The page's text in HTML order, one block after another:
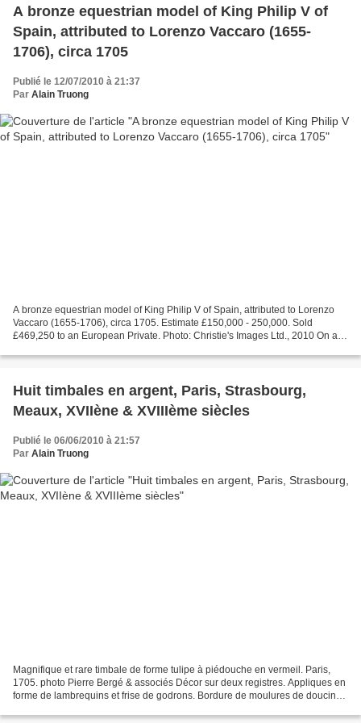
A bronze equestrian model of King Philip V of
Spain, attributed to Lorenzo Vaccaro (1655-
1706), circa 1705
Publié le 12/07/2010 à 21:37
Par Alain Truong
A bronze equestrian model of King Philip V of Spain, attributed to Lorenzo
Vaccaro (1655-1706), circa 1705. Estimate £150,000 - 250,000. Sold
£469,250 to an European Private. Photo: Christie's Images Ltd., 2010 On a
Huit timbales en argent, Paris, Strasbourg,
Meaux, XVIIène & XVIIIème siècles
Publié le 06/06/2010 à 21:57
Par Alain Truong
Magnifique et rare timbale de forme tulipe à piédouche en vermeil. Paris,
1705. photo Pierre Bergé & associés Décor sur deux registres. Appliques en
forme de lambrequins et frise de godrons. Bordure de moulures de doucine.